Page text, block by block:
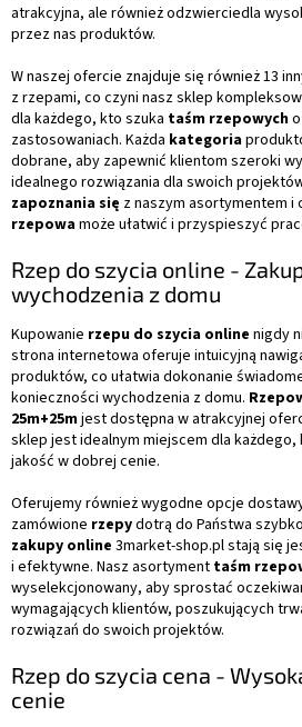
atrakcyjna, ale również odzwierciedla
przez nas produktów.
W naszej ofercie znajduje się również 13
z rzepami, co czyni nasz sklep
dla każdego, kto szuka taśm rzepowych
zastosowaniach. Każda kategoria
dobrane, aby zapewnić klientom szeroki
idealnego rozwiązania dla swoich
zapoznania się z naszym asortymentem i
rzepowamoże ułatwić i przyspieszyć
Rzep do szycia online -
wychodzenia z domu
Kupowanie rzepu do szycia online nigdy
strona internetowa oferuje intuicyjną
produktów, co ułatwia dokonanie
konieczności wychodzenia z domu.
25m+25mjest dostępna w atrakcyjnej
sklep jest idealnym miejscem dla
jakość w dobrej cenie.
Oferujemy również wygodne opcje
zamówione rzepydotrą do Państwa
zakupy online 3market-shop.pl stają się
i efektywne. Nasz asortyment taśm
wyselekcjonowany, aby sprostać
wymagających klientów, poszukujących
rozwiązań do swoich projektów.
Rzep do szycia cena -
cenie